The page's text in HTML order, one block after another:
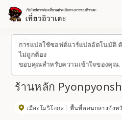
การแปลใช้ซอฟต์แวร์แปลอัตโนมัติ
ไม่ถูกต้อง
ขอบคุณสำหรับความเข้าใจของคุณ.
กลับขึ้นด้านบน สถานที่/ประสบการณ์ (ราย
ร้านหลัก
เมืองโมริโอกะ พื้นที่ตอนกลางจังห